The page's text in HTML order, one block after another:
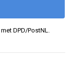
met DPD/PostNL.